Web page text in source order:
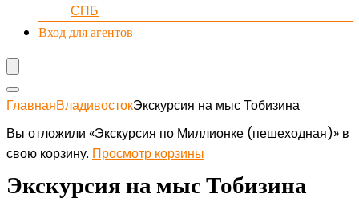
СПБ
Вход для агентов
ГлавнаяВладивостокЭкскурсия на мыс Тобизина
Вы отложили «Экскурсия по Миллионке (пешеходная)» в
свою корзину. Просмотр корзины
Экскурсия на мыс Тобизина